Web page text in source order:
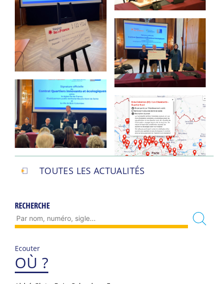
TOUTES LES ACTUALITÉS
RECHERCHE
Ecouter
OÙ ?